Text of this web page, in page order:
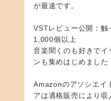
が最速です。
VSTレビュー公開：触
1,000個以上
音楽聞くのも好きでイ
ンも集めはじめました
Amazonのアソシエイ
アは適格販売により収